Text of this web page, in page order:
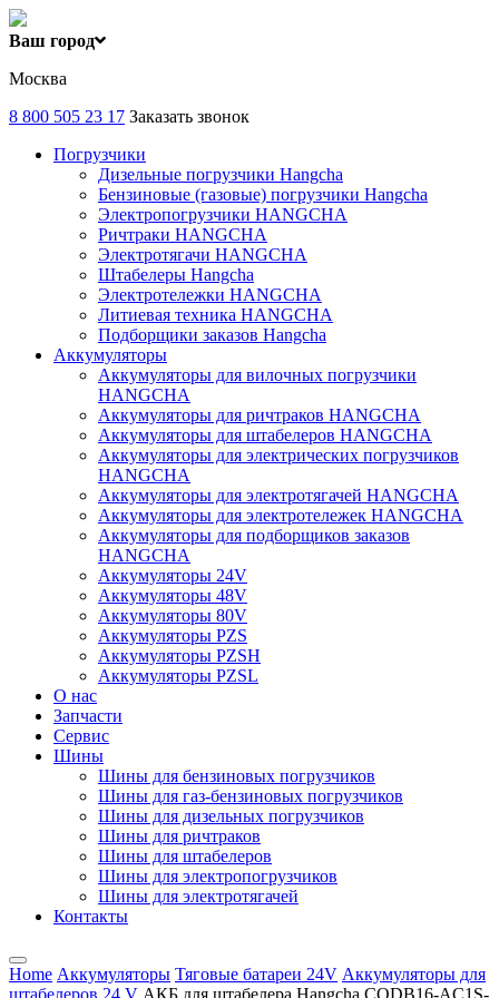
Ваш город
Москва
8 800 505 23 17 Заказать звонок
Погрузчики
Дизельные погрузчики Hangcha
Бензиновые (газовые) погрузчики Hangcha
Электропогрузчики HANGCHA
Ричтраки HANGCHA
Электротягачи HANGCHA
Штабелеры Hangcha
Электротележки HANGCHA
Литиевая техника HANGCHA
Подборщики заказов Hangcha
Аккумуляторы
Аккумуляторы для вилочных погрузчики
HANGCHA
Аккумуляторы для ричтраков HANGCHA
Аккумуляторы для штабелеров HANGCHA
Аккумуляторы для электрических погрузчиков
HANGCHA
Аккумуляторы для электротягачей HANGCHA
Аккумуляторы для электротележек HANGCHA
Аккумуляторы для подборщиков заказов
HANGCHA
Аккумуляторы 24V
Аккумуляторы 48V
Аккумуляторы 80V
Аккумуляторы PZS
Аккумуляторы PZSH
Аккумуляторы PZSL
О нас
Запчасти
Сервис
Шины
Шины для бензиновых погрузчиков
Шины для газ-бензиновых погрузчиков
Шины для дизельных погрузчиков
Шины для ричтраков
Шины для штабелеров
Шины для электропогрузчиков
Шины для электротягачей
Контакты
Home Аккумуляторы Тяговые батареи 24V Аккумуляторы для
штабелеров 24 V АКБ для штабелера Hangcha CQDB16-AC1S-